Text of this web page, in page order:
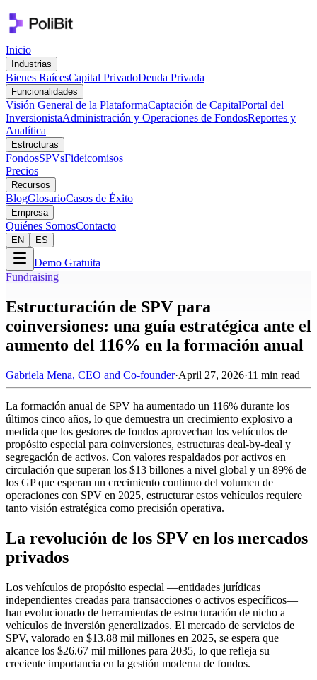
Inicio
Industrias
Bienes RaícesCapital PrivadoDeuda Privada
Funcionalidades
Visión General de la PlataformaCaptación de CapitalPortal del
InversionistaAdministración y Operaciones de FondosReportes y
Analítica
Estructuras
FondosSPVsFideicomisos
Precios
Recursos
BlogGlosarioCasos de Éxito
Empresa
Quiénes SomosContacto
EN ES
Demo Gratuita
Fundraising
Estructuración de SPV para
coinversiones: una guía estratégica ante el
aumento del 116% en la formación anual
Gabriela Mena, CEO and Co-founder·April 27, 2026·11 min read
La formación anual de SPV ha aumentado un 116% durante los
últimos cinco años, lo que demuestra un crecimiento explosivo a
medida que los gestores de fondos aprovechan los vehículos de
propósito especial para coinversiones, estructuras deal-by-deal y
segregación de activos. Con valores respaldados por activos en
circulación que superan los $13 billones a nivel global y un 89% de
los GP que esperan un crecimiento continuo del volumen de
operaciones con SPV en 2025, estructurar estos vehículos requiere
tanto visión estratégica como precisión operativa.
La revolución de los SPV en los mercados
privados
Los vehículos de propósito especial —entidades jurídicas
independientes creadas para transacciones o activos específicos—
han evolucionado de herramientas de estructuración de nicho a
vehículos de inversión generalizados. El mercado de servicios de
SPV, valorado en $13.88 mil millones en 2025, se espera que
alcance los $26.67 mil millones para 2035, lo que refleja su
creciente importancia en la gestión moderna de fondos.